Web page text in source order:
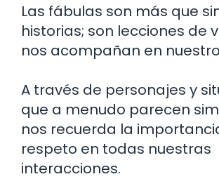
Las fábulas son más que
historias; son lecciones de
nos acompañan en
A través de personajes y
que a menudo parecen
nos recuerda la
respeto en todas nuestras
interacciones.